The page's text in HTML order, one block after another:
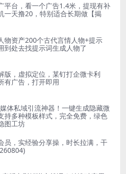
平台，看一个广告1.4米，提现有补
一天撸20，特别适合长期做【揭
物资产200个古代言情人物+提示
到处去找提示词生成人物了
版，虚拟定位，某钉打企微卡利
有广告，打开即用
体私域引流神器！一键生成隐藏微
持多种模板样式，完全免费，绿色
图工坊
员，实经验分享操，时长拉满，干